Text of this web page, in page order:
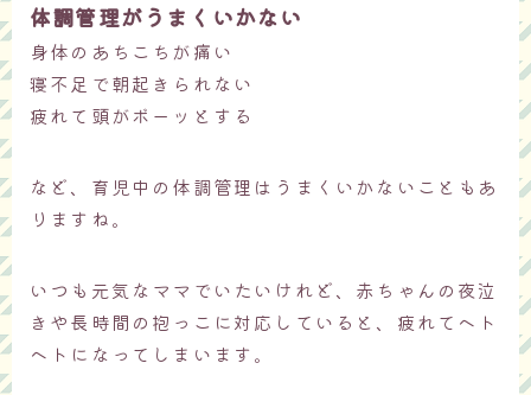
体調管理がうまくいかない
身体のあちこちが痛い
寝不足で朝起きられない
疲れて頭がボーッとする
など、育児中の体調管理はうまくいかないこともあ
りますね。
いつも元気なママでいたいけれど、赤ちゃんの夜泣
きや長時間の抱っこに対応していると、疲れてヘト
ヘトになってしまいます。